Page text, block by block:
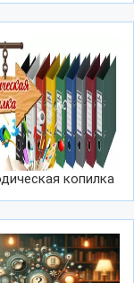
копилка